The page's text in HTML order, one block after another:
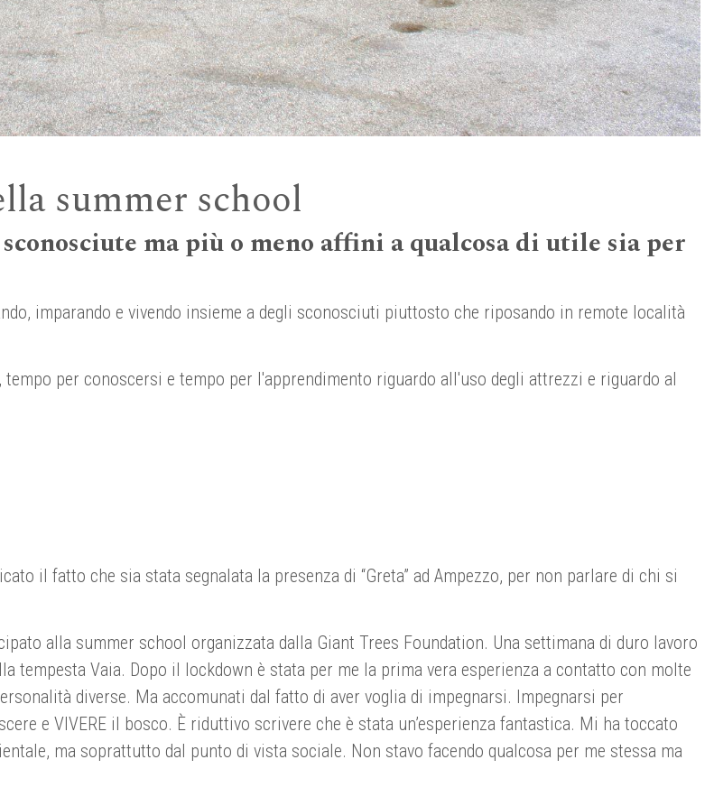
summer school
ma più o meno affini a qualcosa di utile sia per
imparando e vivendo insieme a degli sconosciuti piuttosto che riposando in remote località
per conoscersi e tempo per l'apprendimento riguardo all'uso degli attrezzi e riguardo al
il fatto che sia stata segnalata la presenza di “Greta” ad Ampezzo, per non parlare di chi si
alla summer school organizzata dalla Giant Trees Foundation. Una settimana di duro lavoro
Vaia. Dopo il lockdown è stata per me la prima vera esperienza a contatto con molte
diverse. Ma accomunati dal fatto di aver voglia di impegnarsi. Impegnarsi per
e VIVERE il bosco. È riduttivo scrivere che è stata un’esperienza fantastica. Mi ha toccato
ma soprattutto dal punto di vista sociale. Non stavo facendo qualcosa per me stessa ma